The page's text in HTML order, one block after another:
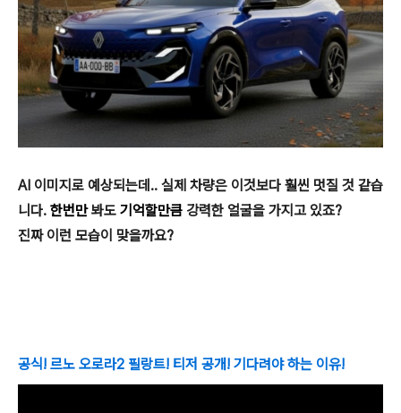
AI 이미지로 예상되는데.. 실제 차량은 이것보다 훨씬 멋질 것 같습
니다. 한번만봐도 기억할만큼 강력한 얼굴을 가지고 있죠?
진짜 이런 모습이 맞을까요?
공식! 르노 오로라2 필랑트! 티저 공개! 기다려야 하는 이유!